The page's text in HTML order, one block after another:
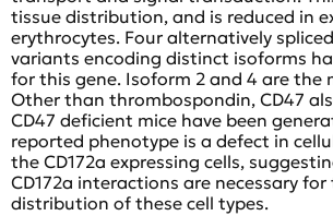
tissue distribution, and is reduced in
erythrocytes. Four alternatively
variants encoding distinct isoforms
for this gene. Isoform 2 and 4 are the
Other than thrombospondin, CD47
CD47 deficient mice have been
reported phenotype is a defect in
the CD172a expressing cells,
CD172a interactions are necessary
distribution of these cell types.